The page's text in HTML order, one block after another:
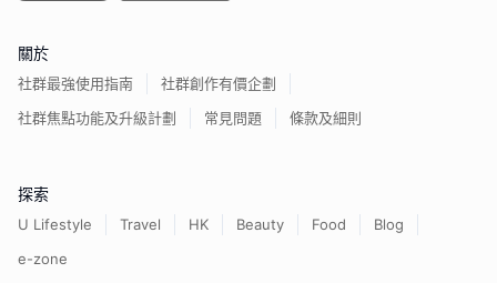
關於
社群最強使用指南
社群創作有價企劃
社群焦點功能及升級計劃
常見問題 條款及細則
探索
U Lifestyle Travel HK Beauty Food
Blog
e-zone